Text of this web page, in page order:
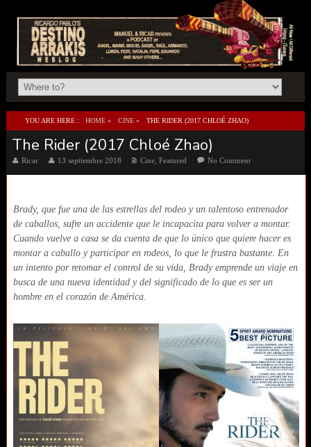
YOU ARE HERE : HOME » CINE » THE RIDER (2017 CHLOÉ ZHAO)
The Rider (2017 Chloé Zhao)
Ricar 13 septiembre 2018 Cine, Featured No Comment
Brady, que fue una de las estrellas del rodeo y un talentoso entrenador
de caballos, sufre un accidente que le incapacita para volver a montar.
Cuando vuelve a casa se da cuenta de que lo único que quiere hacer es
montar a caballo y participar en rodeos, lo que le frustra bastante. En
un intento por retomar el control de su vida, Brady emprende un viaje en
busca de una nueva identidad y del significado de lo que es ser un
hombre en el corazón de América.